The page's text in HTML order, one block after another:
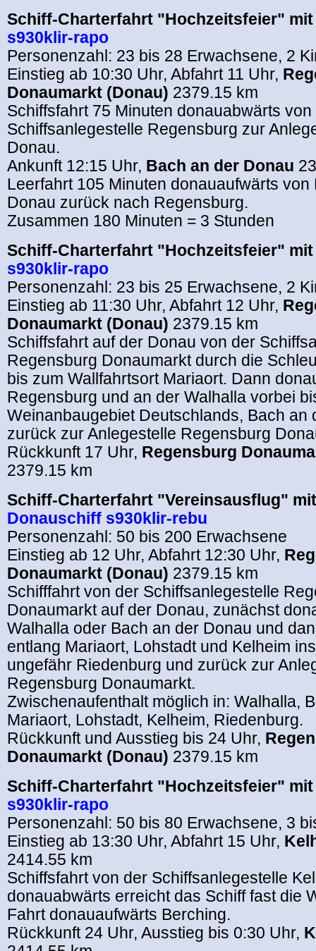
Schiff-Charterfahrt "Hochzeitsfeier"
s930klir-rapo
Personenzahl: 23 bis 28 Erwachsene, 2
Einstieg ab 10:30 Uhr, Abfahrt 11 Uhr,
Donaumarkt (Donau) 2379.15 km
Schiffsfahrt 75 Minuten donauabwärts von
Schiffsanlegestelle Regensburg zur
Donau.
Ankunft 12:15 Uhr, Bach an der Donau
Leerfahrt 105 Minuten donauaufwärts von
Donau zurück nach Regensburg.
Zusammen 180 Minuten = 3 Stunden
Schiff-Charterfahrt "Hochzeitsfeier"
s930klir-rapo
Personenzahl: 23 bis 25 Erwachsene, 2
Einstieg ab 11:30 Uhr, Abfahrt 12 Uhr,
Donaumarkt (Donau) 2379.15 km
Schiffsfahrt auf der Donau von der
Regensburg Donaumarkt durch die
bis zum Wallfahrtsort Mariaort. Dann
Regensburg und an der Walhalla vorbei
Weinanbaugebiet Deutschlands, Bach an
zurück zur Anlegestelle Regensburg
Rückkunft 17 Uhr, Regensburg
2379.15 km
Schiff-Charterfahrt "Vereinsausflug"
Donauschiff s930klir-rebu
Personenzahl: 50 bis 200 Erwachsene
Einstieg ab 12 Uhr, Abfahrt 12:30 Uhr,
Donaumarkt (Donau) 2379.15 km
Schifffahrt von der Schiffsanlegestelle
Donaumarkt auf der Donau, zunächst
Walhalla oder Bach an der Donau und
entlang Mariaort, Lohstadt und Kelheim
ungefähr Riedenburg und zurück zur
Regensburg Donaumarkt.
Zwischenaufenthalt möglich in: Walhalla,
Mariaort, Lohstadt, Kelheim, Riedenburg.
Rückkunft und Ausstieg bis 24 Uhr,
Donaumarkt (Donau) 2379.15 km
Schiff-Charterfahrt "Hochzeitsfeier"
s930klir-rapo
Personenzahl: 50 bis 80 Erwachsene, 3
Einstieg ab 13:30 Uhr, Abfahrt 15 Uhr,
2414.55 km
Schiffsfahrt von der Schiffsanlegestelle
donauabwärts erreicht das Schiff fast die
Fahrt donauaufwärts Berching.
Rückkunft 24 Uhr, Ausstieg bis 0:30 Uhr,